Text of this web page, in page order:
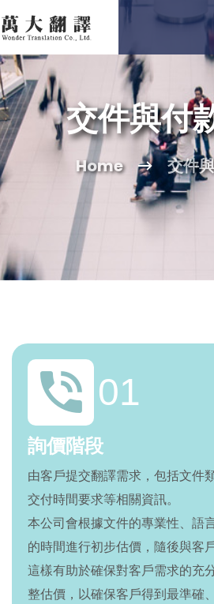
交件與付
Home 交件
01
詢價階段
由客戶提交翻譯需求，包括文件
交付時間要求等相關資訊。
本公司會根據文件的專業性、語
的時間進行初步估價，隨後與客
這樣有助於確保對客戶需求的充
整估價，以確保客戶得到最準確